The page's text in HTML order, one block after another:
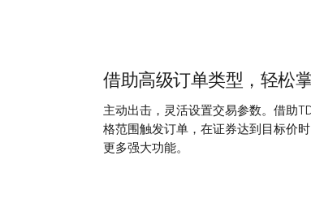
借助高级订单类型，轻松
主动出击，灵活设置交易参数。借助
格范围触发订单，在证券达到目标价
更多强大功能。